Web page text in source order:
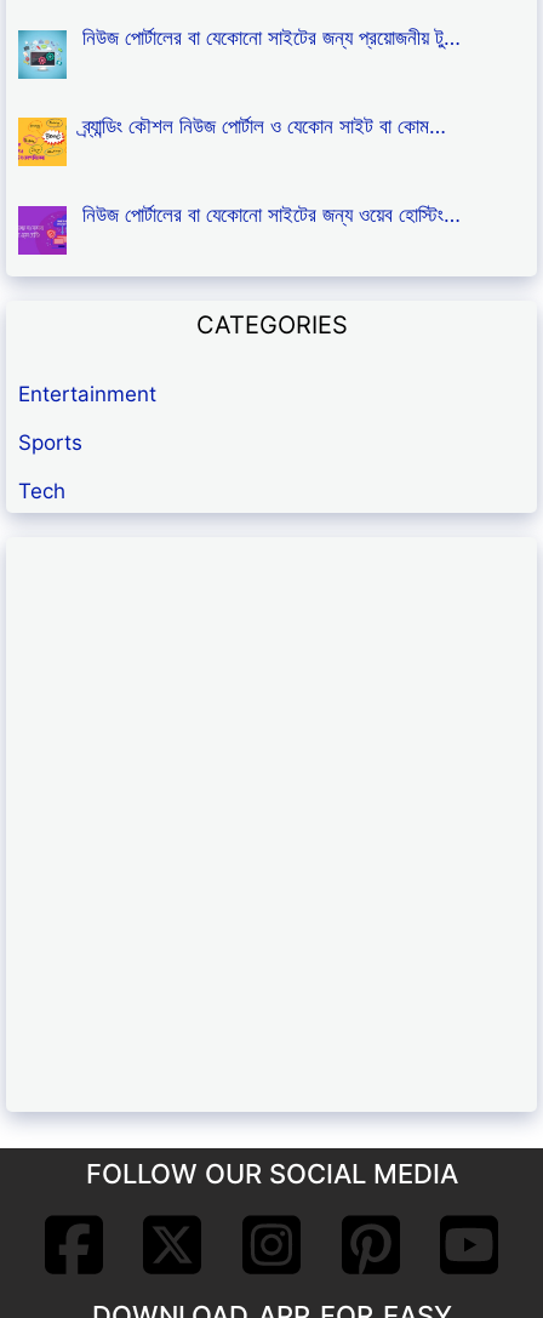
নিউজ পোর্টালের বা যেকোনো সাইটের জন্য প্রয়োজনীয় টু…
ব্র্যান্ডিং কৌশল নিউজ পোর্টাল ও যেকোন সাইট বা কোম…
নিউজ পোর্টালের বা যেকোনো সাইটের জন্য ওয়েব হোস্টিং…
CATEGORIES
Entertainment
Sports
Tech
FOLLOW OUR SOCIAL MEDIA